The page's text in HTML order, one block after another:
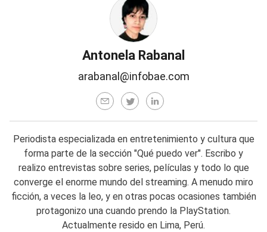
Antonela Rabanal
arabanal@infobae.com
Periodista especializada en entretenimiento y cultura que
forma parte de la sección "Qué puedo ver". Escribo y
realizo entrevistas sobre series, películas y todo lo que
converge el enorme mundo del streaming. A menudo miro
ficción, a veces la leo, y en otras pocas ocasiones también
protagonizo una cuando prendo la PlayStation.
Actualmente resido en Lima, Perú.